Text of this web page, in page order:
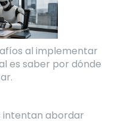
al implementar
es saber por dónde
intentan abordar